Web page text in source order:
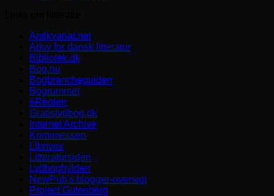
Antikvariat.net
Arkiv for dansk litteratur
Bibliotek.dk
Bog.nu
Bogbrancheguiden
Bogrummet
eReolen
Gratislydbog.dk
Internet Archive
Krimimessen
Librivox
Litteratursiden
Lydboghylden
NewPub's blogger-oversigt
Project Gutenberg